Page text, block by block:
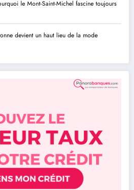
le Mont-Saint-Michel fascine toujours
devient un haut lieu de la mode